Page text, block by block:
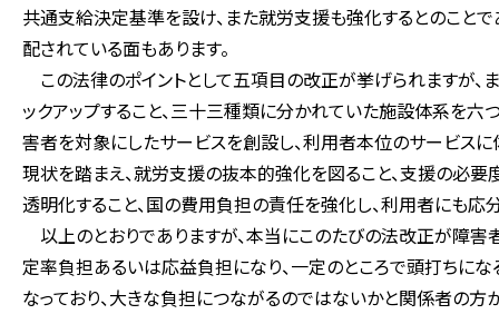
共通支給決定基準を設け、また就労支援も強化するとのこと
配されている面もあります。
この法律のポイントとして五項目の改正が挙げられますが
ックアップすること、三十三種類に分かれていた施設体系を
害者を対象にしたサービスを創設し、利用者本位のサービス
現状を踏まえ、就労支援の抜本的強化を図ること、支援の必
透明化すること、国の費用負担の責任を強化し、利用者にも応
以上のとおりでありますが、本当にこのたびの法改正が障
定率負担あるいは応益負担になり、一定のところで頭打ちに
なっており、大きな負担につながるのではないかと関係者の方